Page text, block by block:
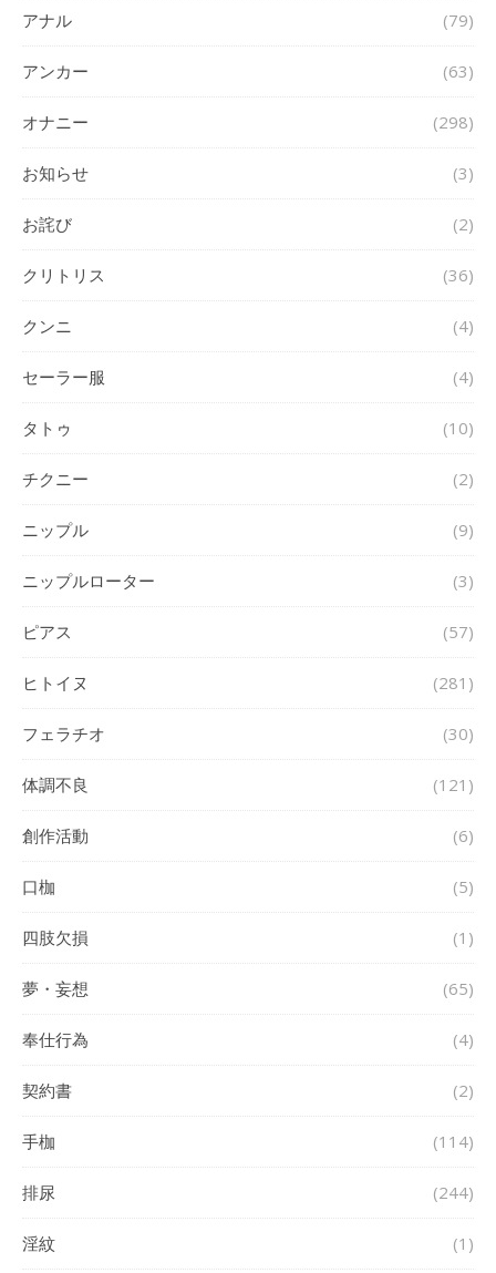
アナル (79)
アンカー (63)
オナニー (298)
お知らせ (3)
お詫び (2)
クリトリス (36)
クンニ (4)
セーラー服 (4)
タトゥ (10)
チクニー (2)
ニップル (9)
ニップルローター (3)
ピアス (57)
ヒトイヌ (281)
フェラチオ (30)
体調不良 (121)
創作活動 (6)
口枷 (5)
四肢欠損 (1)
夢・妄想 (65)
奉仕行為 (4)
契約書 (2)
手枷 (114)
排尿 (244)
淫紋 (1)